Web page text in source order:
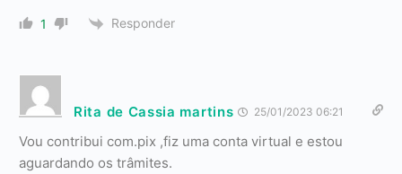
1 Responder
Rita de Cassia martins 25/01/2023 06:21
Vou contribui com.pix ,fiz uma conta virtual e estou
aguardando os trâmites.